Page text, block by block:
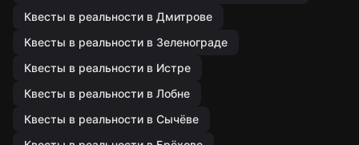
Квесты в реальности в Дмитрове
Квесты в реальности в Зеленограде
Квесты в реальности в Истре
Квесты в реальности в Лобне
Квесты в реальности в Сычёве